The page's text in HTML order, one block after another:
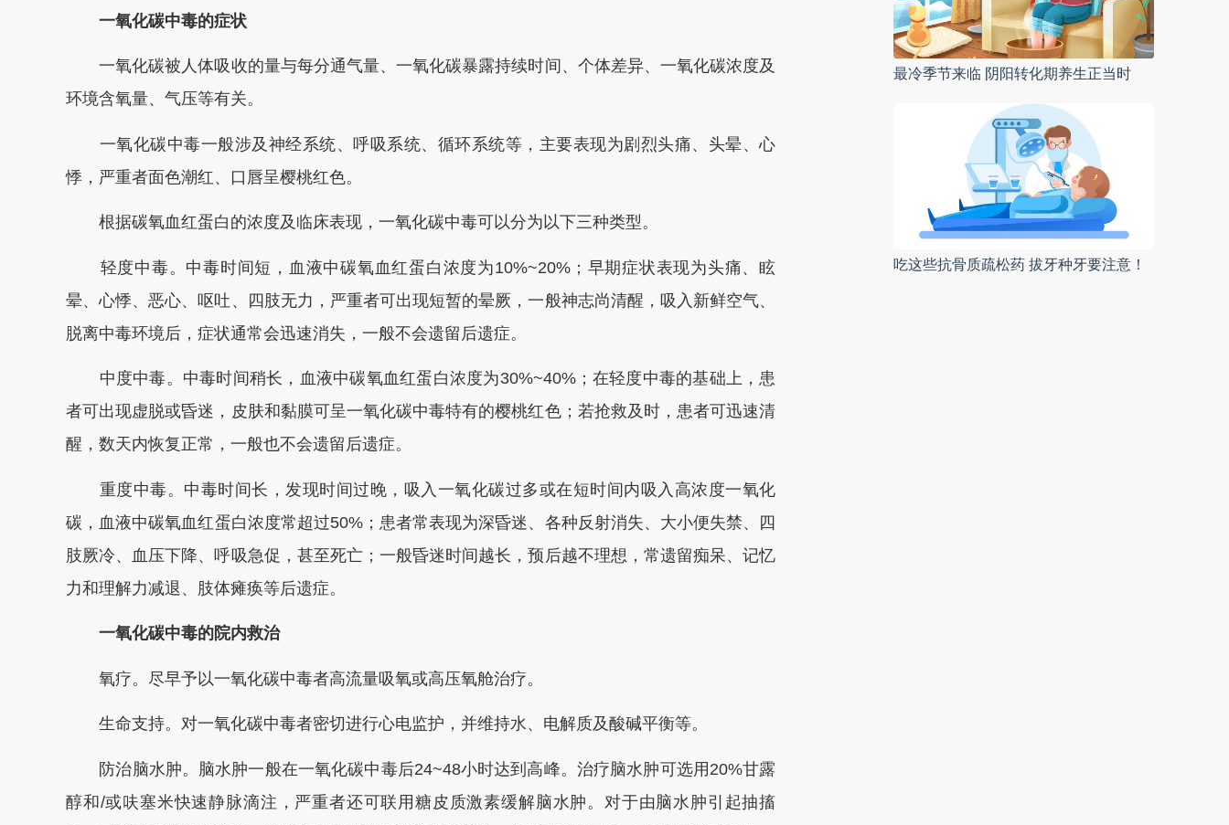
一氧化碳中毒的症状
一氧化碳被人体吸收的量与每分通气量、一氧化碳暴露持续时间、个体差异、一氧化碳浓度及
环境含氧量、气压等有关。
一氧化碳中毒一般涉及神经系统、呼吸系统、循环系统等，主要表现为剧烈头痛、头晕、心
悸，严重者面色潮红、口唇呈樱桃红色。
根据碳氧血红蛋白的浓度及临床表现，一氧化碳中毒可以分为以下三种类型。
轻度中毒。中毒时间短，血液中碳氧血红蛋白浓度为10%~20%；早期症状表现为头痛、眩
晕、心悸、恶心、呕吐、四肢无力，严重者可出现短暂的晕厥，一般神志尚清醒，吸入新鲜空气、
脱离中毒环境后，症状通常会迅速消失，一般不会遗留后遗症。
中度中毒。中毒时间稍长，血液中碳氧血红蛋白浓度为30%~40%；在轻度中毒的基础上，患
者可出现虚脱或昏迷，皮肤和黏膜可呈一氧化碳中毒特有的樱桃红色；若抢救及时，患者可迅速清
醒，数天内恢复正常，一般也不会遗留后遗症。
重度中毒。中毒时间长，发现时间过晚，吸入一氧化碳过多或在短时间内吸入高浓度一氧化
碳，血液中碳氧血红蛋白浓度常超过50%；患者常表现为深昏迷、各种反射消失、大小便失禁、四
肢厥冷、血压下降、呼吸急促，甚至死亡；一般昏迷时间越长，预后越不理想，常遗留痴呆、记忆
力和理解力减退、肢体瘫痪等后遗症。
一氧化碳中毒的院内救治
氧疗。尽早予以一氧化碳中毒者高流量吸氧或高压氧舱治疗。
生命支持。对一氧化碳中毒者密切进行心电监护，并维持水、电解质及酸碱平衡等。
防治脑水肿。脑水肿一般在一氧化碳中毒后24~48小时达到高峰。治疗脑水肿可选用20%甘露
醇和/或呋塞米快速静脉滴注，严重者还可联用糖皮质激素缓解脑水肿。对于由脑水肿引起抽搐
最冷季节来临 阴阳转化期养生正当时
吃这些抗骨质疏松药 拔牙种牙要注意！